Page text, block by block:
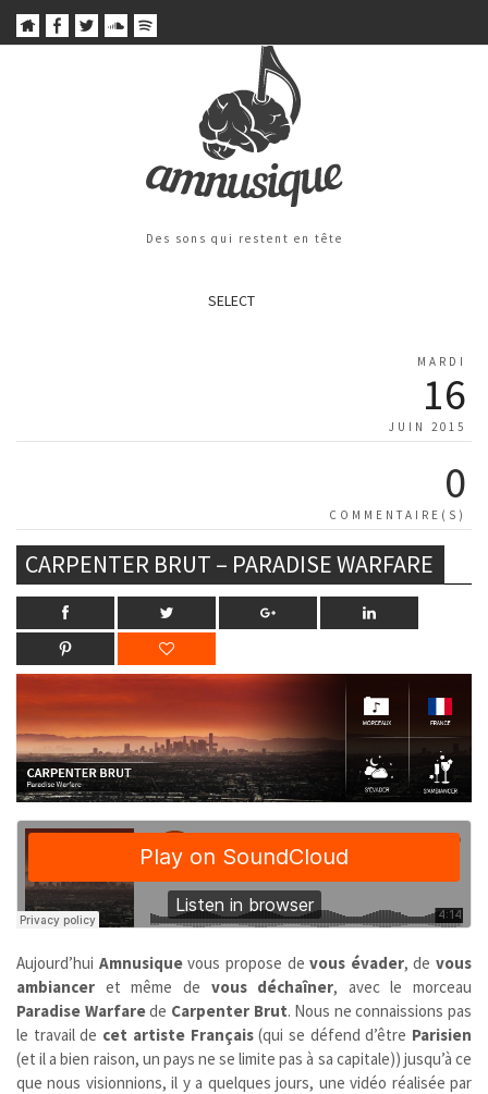
Des sons qui restent en tête
SELECT
MARDI
16
JUIN 2015
0
COMMENTAIRE(S)
CARPENTER BRUT – PARADISE WARFARE
Aujourd’hui Amnusiquevous propose devous évader, de vous
ambiancer et même de vous déchaîner, avec le morceau
Paradise Warfarede Carpenter Brut. Nous ne connaissions pas
le travail de cet artiste Français(qui se défend d’être Parisien
(et il a bien raison, un pays ne se limite pas à sa capitale)) jusqu’à ce
que nous visionnions, il y a quelques jours, une vidéo réalisée par